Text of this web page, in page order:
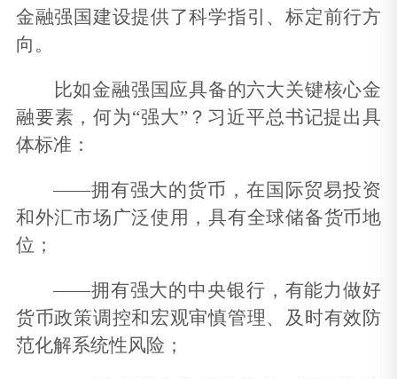
金融强国建设提供了科学指引、标定前行方
向。
比如金融强国应具备的六大关键核心金
融要素，何为“强大”？习近平总书记提出具
体标准：
——拥有强大的货币，在国际贸易投资
和外汇市场广泛使用，具有全球储备货币地
位；
——拥有强大的中央银行，有能力做好
货币政策调控和宏观审慎管理、及时有效防
范化解系统性风险；